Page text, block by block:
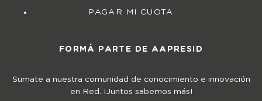
PAGAR MI CUOTA
FORMÁ PARTE DE AAPRESID
Sumate a nuestra comunidad de conocimiento e innovación
en Red. ¡Juntos sabemos más!